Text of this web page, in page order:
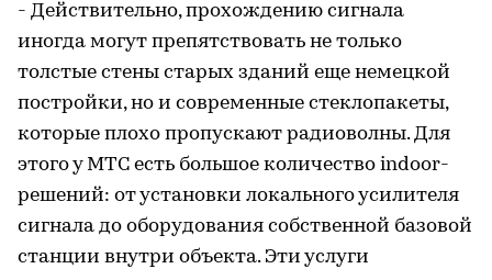
- Действительно, прохождению сигнала
иногда могут препятствовать не только
толстые стены старых зданий еще немецкой
постройки, но и современные стеклопакеты,
которые плохо пропускают радиоволны. Для
этого у МТС есть большое количество indoor-
решений: от установки локального усилителя
сигнала до оборудования собственной базовой
станции внутри объекта. Эти услуги